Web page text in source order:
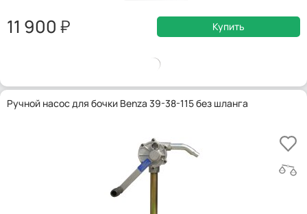
11 900 Купить
Ручной насос для бочки Benza 39-38-115 без шланга